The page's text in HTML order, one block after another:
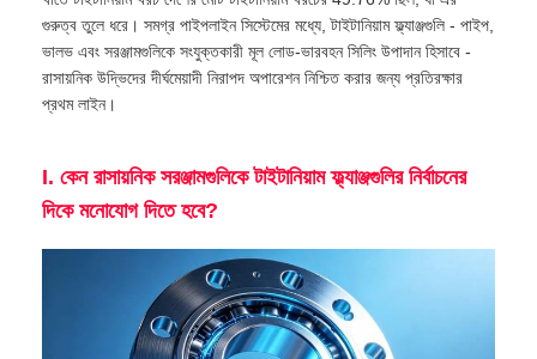
গুরুত্ব তুলে ধরে। সমগ্র পাইপলাইন সিস্টেমের মধ্যে, টাইটানিয়াম ফ্ল্যাঞ্জগুলি - পাইপ,
ভালভ এবং সরঞ্জামগুলিকে সংযুক্তকারী মূল লোড-ভারবহন সিলিং উপাদান হিসাবে -
রাসায়নিক উদ্ভিদের দীর্ঘমেয়াদী নিরাপদ অপারেশন নিশ্চিত করার জন্য প্রতিরক্ষার
প্রথম লাইন।
I. কেন রাসায়নিক সরঞ্জামগুলিকে টাইটানিয়াম ফ্ল্যাঞ্জগুলির নির্বাচনের
দিকে মনোযোগ দিতে হবে?